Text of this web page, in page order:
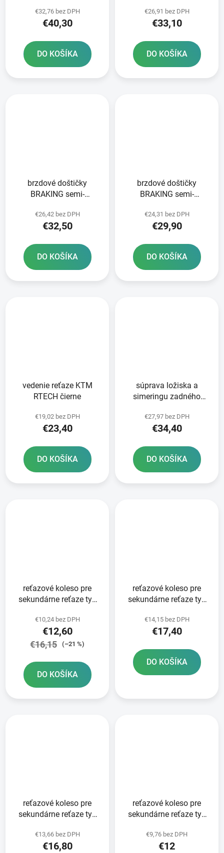
€32,76 bez DPH
€40,30
DO KOŠÍKA
€26,91 bez DPH
€33,10
DO KOŠÍKA
brzdové doštičky
BRAKING semi-
ks v balení
€26,42 bez DPH
€32,50
DO KOŠÍKA
brzdové doštičky
BRAKING semi-
ks v balení
€24,31 bez DPH
€29,90
DO KOŠÍKA
vedenie reťaze KTM
RTECH čierne
€19,02 bez DPH
€23,40
DO KOŠÍKA
súprava ložiska a
simeringu zadného
€27,97 bez DPH
€34,40
DO KOŠÍKA
reťazové koleso pre
sekundárne reťaze typ
€10,24 bez DPH
€12,60
€16,15 (–21 %)
DO KOŠÍKA
reťazové koleso pre
sekundárne reťaze typ
zubov
€14,15 bez DPH
€17,40
DO KOŠÍKA
reťazové koleso pre
sekundárne reťaze typ
zubov
€13,66 bez DPH
€16,80
reťazové koleso pre
sekundárne reťaze typ
zubov
€9,76 bez DPH
€12